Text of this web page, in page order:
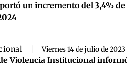
un incremento del 3,4%
Viernes 14 de julio de 2023
Violencia Institucional